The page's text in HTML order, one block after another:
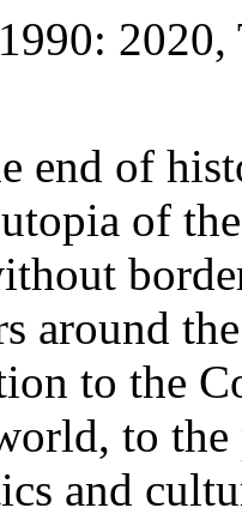
2020,
end of
of
around
to the
to the
and